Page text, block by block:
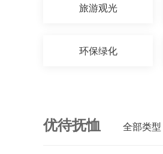
旅游观光
环保绿化
优待抚恤 全部类型